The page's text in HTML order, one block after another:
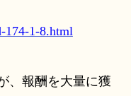
174-1-8.html
、報酬を大量に獲